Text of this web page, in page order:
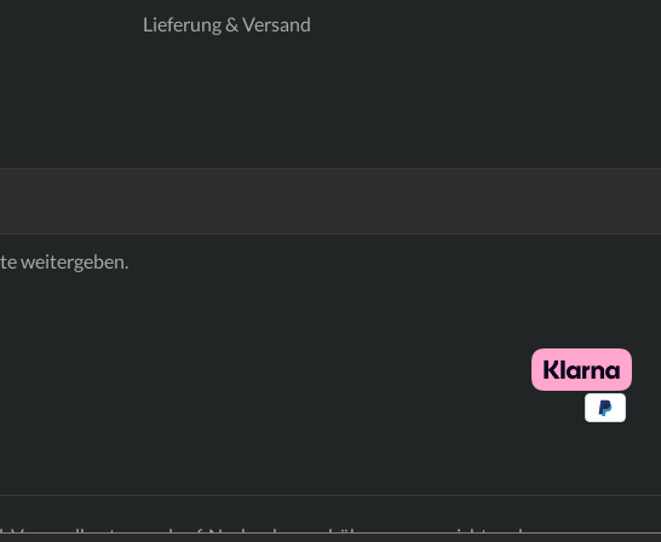
Lieferung & Versand
weitergeben.
Versandkostenund ggf. Nachnahmegebühren, wenn nicht anders